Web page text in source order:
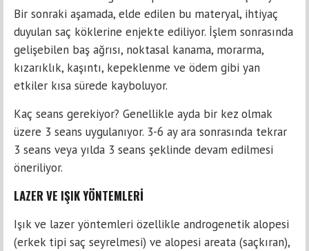
Bir sonraki aşamada, elde edilen bu materyal, ihtiyaç
duyulan saç köklerine enjekte ediliyor. İşlem sonrasında
gelişebilen baş ağrısı, noktasal kanama, morarma,
kızarıklık, kaşıntı, kepeklenme ve ödem gibi yan
etkiler kısa sürede kayboluyor.
Kaç seans gerekiyor? Genellikle ayda bir kez olmak
üzere 3 seans uygulanıyor. 3-6 ay ara sonrasında tekrar
3 seans veya yılda 3 seans şeklinde devam edilmesi
öneriliyor.
LAZER VE IŞIK YÖNTEMLERİ
Işık ve lazer yöntemleri özellikle androgenetik alopesi
(erkek tipi saç seyrelmesi) ve alopesi areata (saçkıran),